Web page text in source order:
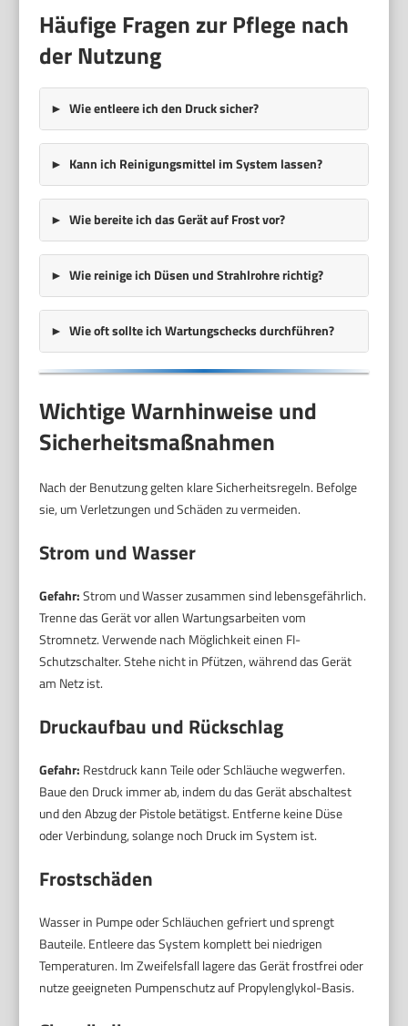
Häufige Fragen zur Pflege nach
der Nutzung
Wie entleere ich den Druck sicher?
Kann ich Reinigungsmittel im System lassen?
Wie bereite ich das Gerät auf Frost vor?
Wie reinige ich Düsen und Strahlrohre richtig?
Wie oft sollte ich Wartungschecks durchführen?
Wichtige Warnhinweise und
Sicherheitsmaßnahmen
Nach der Benutzung gelten klare Sicherheitsregeln. Befolge
sie, um Verletzungen und Schäden zu vermeiden.
Strom und Wasser
Gefahr:Strom und Wasser zusammen sind lebensgefährlich.
Trenne das Gerät vor allen Wartungsarbeiten vom
Stromnetz. Verwende nach Möglichkeit einen FI-
Schutzschalter. Stehe nicht in Pfützen, während das Gerät
am Netz ist.
Druckaufbau und Rückschlag
Gefahr: Restdruck kann Teile oder Schläuche wegwerfen.
Baue den Druck immer ab, indem du das Gerät abschaltest
und den Abzug der Pistole betätigst. Entferne keine Düse
oder Verbindung, solange noch Druck im System ist.
Frostschäden
Wasser in Pumpe oder Schläuchen gefriert und sprengt
Bauteile. Entleere das System komplett bei niedrigen
Temperaturen. Im Zweifelsfall lagere das Gerät frostfrei oder
nutze geeigneten Pumpenschutz auf Propylenglykol-Basis.